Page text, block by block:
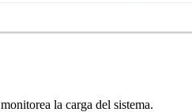
monitorea la carga del sistema.